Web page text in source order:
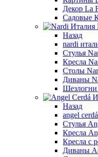
Декор La
Садовые
Назад
nardi
Стулья
Кресла
Столы
Диваны
Шезлогни
Назад
angel
Стулья
Кресла
Кресла с
Диваны